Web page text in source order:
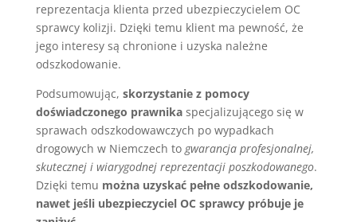
reprezentacja klienta przed ubezpieczycielem OC
sprawcy kolizji. Dzięki temu klient ma pewność, że
jego interesy są chronione i uzyska należne
odszkodowanie.
Podsumowując, skorzystanie z pomocy
doświadczonego prawnikaspecjalizującego się w
sprawach odszkodowawczych po wypadkach
drogowych w Niemczech to gwarancja profesjonalnej,
skutecznej i wiarygodnej reprezentacji poszkodowanego.
Dzięki temu można uzyskać pełne odszkodowanie,
nawet jeśli ubezpieczyciel OC sprawcy próbuje je